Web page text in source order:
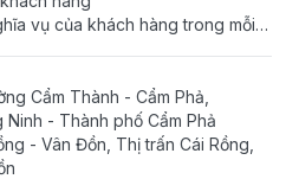
vụ của khách hàng trong mỗi
Cẩm Thành - Cẩm Phả,
- Thành phố Cẩm Phả
- Vân Đồn, Thị trấn Cái Rồng,